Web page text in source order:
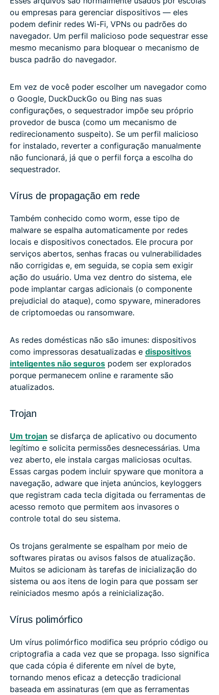
ou empresas para gerenciar dispositivos — eles
podem definir redes Wi-Fi, VPNs ou padrões do
navegador. Um perfil malicioso pode sequestrar esse
mesmo mecanismo para bloquear o mecanismo de
busca padrão do navegador.
Em vez de você poder escolher um navegador como
o Google, DuckDuckGo ou Bing nas suas
configurações, o sequestrador impõe seu próprio
provedor de busca (como um mecanismo de
redirecionamento suspeito). Se um perfil malicioso
for instalado, reverter a configuração manualmente
não funcionará, já que o perfil força a escolha do
sequestrador.
Vírus de propagação em rede
Também conhecido como worm, esse tipo de
malware se espalha automaticamente por redes
locais e dispositivos conectados. Ele procura por
serviços abertos, senhas fracas ou vulnerabilidades
não corrigidas e, em seguida, se copia sem exigir
ação do usuário. Uma vez dentro do sistema, ele
pode implantar cargas adicionais (o componente
prejudicial do ataque), como spyware, mineradores
de criptomoedas ou ransomware.
As redes domésticas não são imunes: dispositivos
como impressoras desatualizadas e dispositivos
inteligentes não seguros podem ser explorados
porque permanecem online e raramente são
atualizados.
Trojan
Um trojan se disfarça de aplicativo ou documento
legítimo e solicita permissões desnecessárias. Uma
vez aberto, ele instala cargas maliciosas ocultas.
Essas cargas podem incluir spyware que monitora a
navegação, adware que injeta anúncios, keyloggers
que registram cada tecla digitada ou ferramentas de
acesso remoto que permitem aos invasores o
controle total do seu sistema.
Os trojans geralmente se espalham por meio de
softwares piratas ou avisos falsos de atualização.
Muitos se adicionam às tarefas de inicialização do
sistema ou aos itens de login para que possam ser
reiniciados mesmo após a reinicialização.
Vírus polimórfico
Um vírus polimórfico modifica seu próprio código ou
criptografia a cada vez que se propaga. Isso significa
que cada cópia é diferente em nível de byte,
tornando menos eficaz a detecção tradicional
baseada em assinaturas (em que as ferramentas